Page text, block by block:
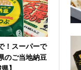
！スーパーで
のご当地納豆